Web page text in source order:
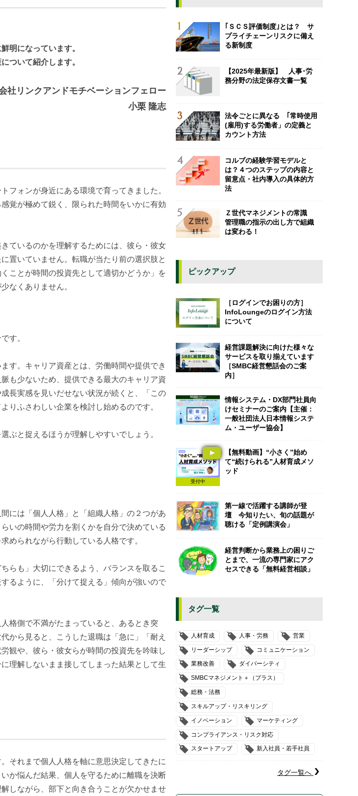
明になっています。
ついて紹介します。
社リンクアンドモチベーションフェロー
小栗 隆志
フォンが身近にある環境で育ってきました。
覚が極めて鋭く、限られた時間をいかに有効
ているのかを理解するためには、彼ら・彼女
置いていません。転職が当たり前の選択肢と
ことが時間の投資先として適切かどうか」を
なくありません。
す。
す。キャリア資産とは、労働時間や提供でき
も少ないため、提供できる最大のキャリア資
長実感を見いだせない状況が続くと、「この
りふさわしい企業を検討し始めるのです。
ぶと捉えるほうが理解しやすいでしょう。
には「個人人格」と「組織人格」の２つがあ
いの時間や労力を割くかを自分で決めている
められながら行動している人格です。
らも」大切にできるよう、バランスを取るこ
るように、「分けて捉える」傾向が強いので
格側で不満がたまっていると、あるとき突
から見ると、こうした退職は「急に」「耐え
観や、彼ら・彼女らが時間の投資先を吟味し
理解しないまま接してしまった結果として生
それまで個人人格を軸に意思決定してきたに
か悩んだ結果、個人を守るために離職を決断
しながら、部下と向き合うことが欠かせませ
｢ＳＣＳ評価制度｣とは？ サ
プライチェーンリスクに備え
る新制度
【2025年最新版】 人事･労
務分野の法定保存文書一覧
法令ごとに異なる ｢常時使用
(雇用)する労働者」の定義と
カウント方法
コルブの経験学習モデルと
は？４つのステップの内容と
留意点・社内導入の具体的方
法
Ｚ世代マネジメントの常識
管理職の指示の出し方で組織
は変わる！
ピックアップ
［ログインでお困りの方］
InfoLoungeのログイン方法
について
経営課題解決に向けた様々な
サービスを取り揃えています
［SMBC経営懇話会のご案
内］
情報システム・DX部門社員向
けセミナーのご案内【主催：
一般社団法人日本情報システ
ム・ユーザー協会】
受付中
【無料動画】“小さく”始め
て“続けられる”人材育成メソ
ッド
第一線で活躍する講師が登
壇 今知りたい、旬の話題が
聴ける「定例講演会」
経営判断から業務上の困りご
とまで、一流の専門家にアク
セスできる「無料経営相談」
タグ一覧
人材育成 人事・労務 営業
リーダーシップ コミュニケーション
業務改善 ダイバーシティ
SMBCマネジメント＋（プラス）
総務・法務
スキルアップ・リスキリング
イノベーション マーケティング
コンプライアンス・リスク対応
スタートアップ 新入社員・若手社員
タグ一覧へ